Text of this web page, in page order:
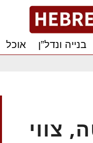
בנייה ונדל”ן
אוכל
צווי